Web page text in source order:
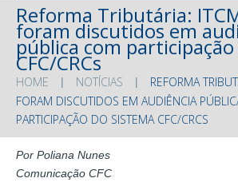
Reforma Tributária:
foram discutidos em
pública com
CFC/CRCs
HOME NOTÍCIAS
REFORMA
FORAM DISCUTIDOS EM AUDIÊNCIA
PARTICIPAÇÃO DO SISTEMA CFC/CRCS
Por Poliana Nunes
Comunicação CFC